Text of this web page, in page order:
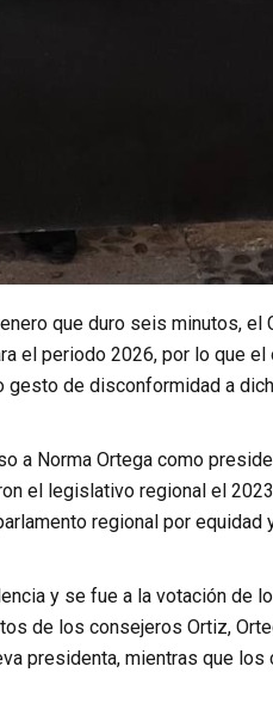
que duro seis minutos,
el periodo 2026, por lo que
gesto de disconformidad a
a Norma Ortega como
el legislativo regional el
regional por
y se fue a la votación de
de los consejeros Ortiz,
presidenta, mientras que